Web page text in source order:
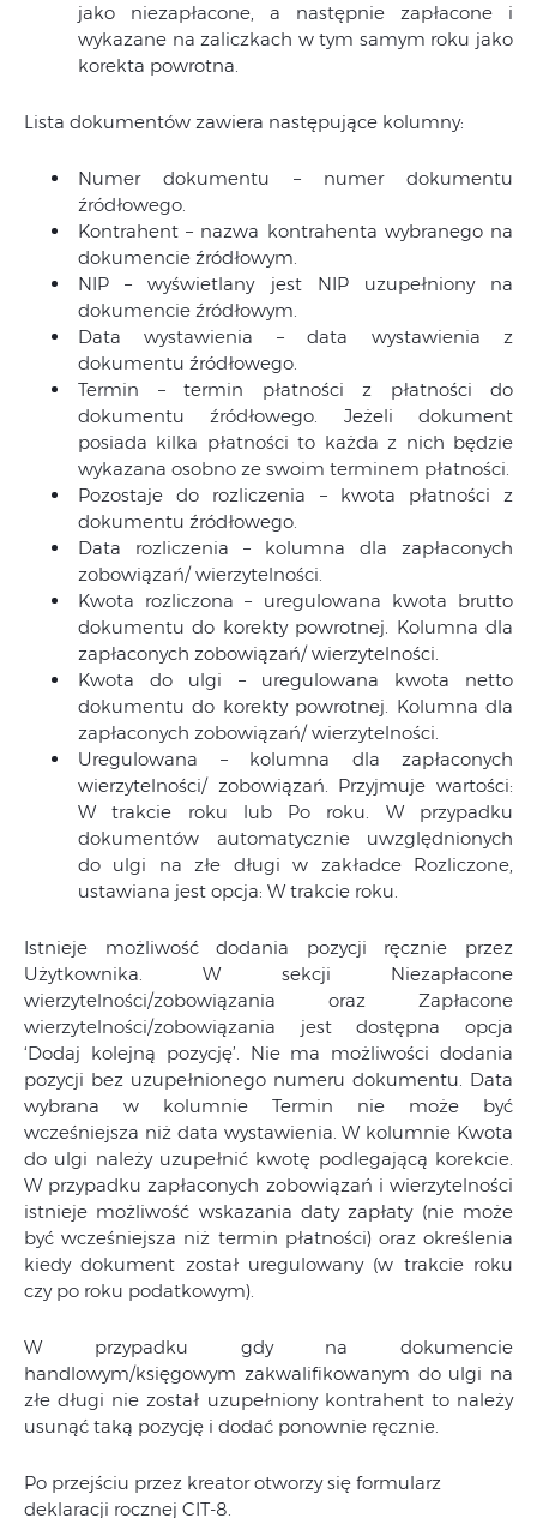
jako niezapłacone, a następnie zapłacone i
wykazane na zaliczkach w tym samym roku jako
korekta powrotna.
Lista dokumentów zawiera następujące kolumny:
Numer dokumentu – numer dokumentu
źródłowego.
Kontrahent – nazwa kontrahenta wybranego na
dokumencie źródłowym.
NIP – wyświetlany jest NIP uzupełniony na
dokumencie źródłowym.
Data wystawienia – data wystawienia z
dokumentu źródłowego.
Termin – termin płatności z płatności do
dokumentu źródłowego. Jeżeli dokument
posiada kilka płatności to każda z nich będzie
wykazana osobno ze swoim terminem płatności.
Pozostaje do rozliczenia – kwota płatności z
dokumentu źródłowego.
Data rozliczenia – kolumna dla zapłaconych
zobowiązań/ wierzytelności.
Kwota rozliczona – uregulowana kwota brutto
dokumentu do korekty powrotnej. Kolumna dla
zapłaconych zobowiązań/ wierzytelności.
Kwota do ulgi – uregulowana kwota netto
dokumentu do korekty powrotnej. Kolumna dla
zapłaconych zobowiązań/ wierzytelności.
Uregulowana – kolumna dla zapłaconych
wierzytelności/ zobowiązań. Przyjmuje wartości:
W trakcie roku lub Po roku. W przypadku
dokumentów automatycznie uwzględnionych
do ulgi na złe długi w zakładce Rozliczone,
ustawiana jest opcja: W trakcie roku.
Istnieje możliwość dodania pozycji ręcznie przez
Użytkownika. W sekcji Niezapłacone
wierzytelności/zobowiązania oraz Zapłacone
wierzytelności/zobowiązania jest dostępna opcja
‘Dodaj kolejną pozycję’. Nie ma możliwości dodania
pozycji bez uzupełnionego numeru dokumentu. Data
wybrana w kolumnie Termin nie może być
wcześniejsza niż data wystawienia. W kolumnie Kwota
do ulgi należy uzupełnić kwotę podlegającą korekcie.
W przypadku zapłaconych zobowiązań i wierzytelności
istnieje możliwość wskazania daty zapłaty (nie może
być wcześniejsza niż termin płatności) oraz określenia
kiedy dokument został uregulowany (w trakcie roku
czy po roku podatkowym).
W przypadku gdy na dokumencie
handlowym/księgowym zakwalifikowanym do ulgi na
złe długi nie został uzupełniony kontrahent to należy
usunąć taką pozycję i dodać ponownie ręcznie.
Po przejściu przez kreator otworzy się formularz
deklaracji rocznej CIT-8.